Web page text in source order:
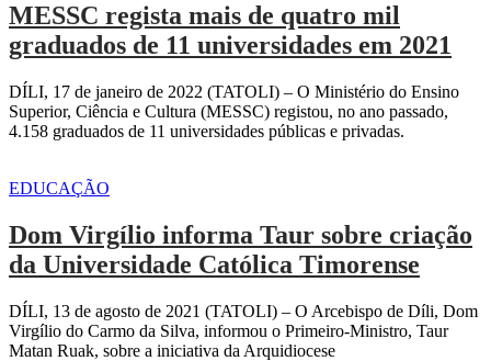
MESSC regista mais de quatro mil
graduados de 11 universidades em 2021
DÍLI, 17 de janeiro de 2022 (TATOLI) – O Ministério do Ensino
Superior, Ciência e Cultura (MESSC) registou, no ano passado,
4.158 graduados de 11 universidades públicas e privadas.
EDUCAÇÃO
Dom Virgílio informa Taur sobre criação
da Universidade Católica Timorense
DÍLI, 13 de agosto de 2021 (TATOLI) – O Arcebispo de Díli, Dom
Virgílio do Carmo da Silva, informou o Primeiro-Ministro, Taur
Matan Ruak, sobre a iniciativa da Arquidiocese